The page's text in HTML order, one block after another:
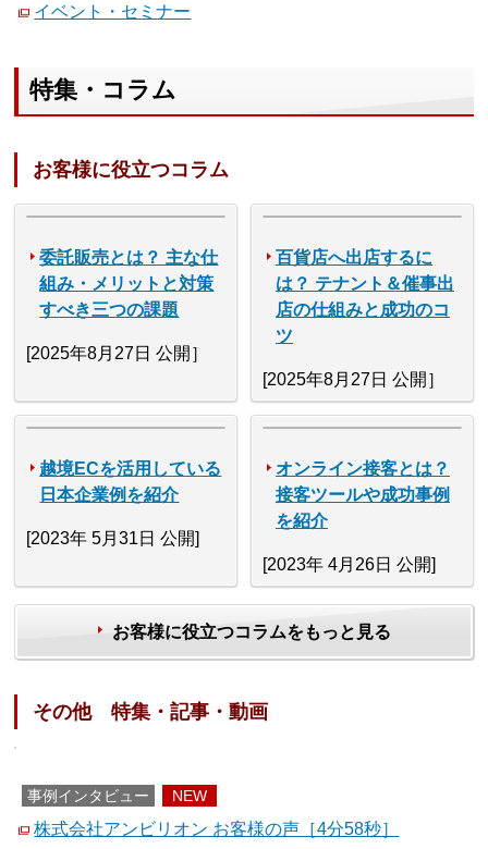
イベント・セミナー
特集・コラム
お客様に役立つコラム
委託販売とは？ 主な仕
組み・メリットと対策
すべき三つの課題
[2025年8月27日 公開］
百貨店へ出店するに
は？ テナント＆催事出
店の仕組みと成功のコ
ツ
[2025年8月27日 公開］
越境ECを活用している
日本企業例を紹介
[2023年 5月31日 公開]
オンライン接客とは？
接客ツールや成功事例
を紹介
[2023年 4月26日 公開]
お客様に役立つコラムをもっと見る
その他 特集・記事・動画
事例インタビュー NEW
株式会社アンビリオン お客様の声［4分58秒］